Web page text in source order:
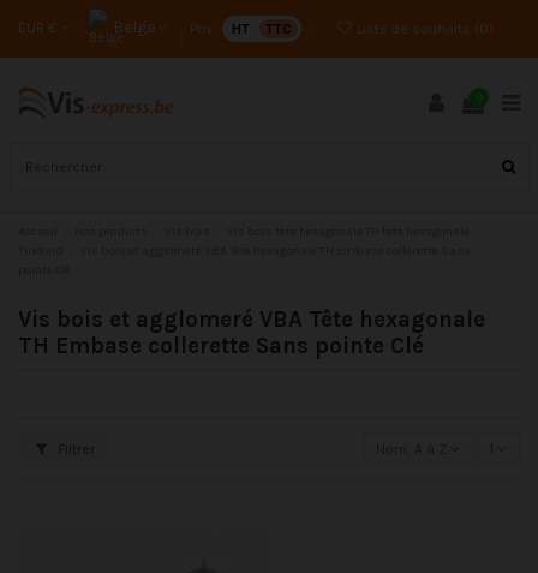
EUR € Belge Prix : HT TTC Liste de souhaits (0)
Vis bois et agglomeré VBA Tête hexagonale
TH Embase collerette Sans pointe Clé
Filtrer